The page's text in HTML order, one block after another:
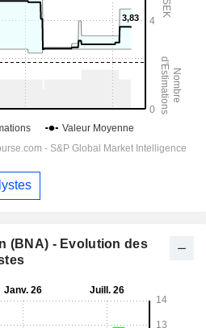
(BNA) - Evolution des